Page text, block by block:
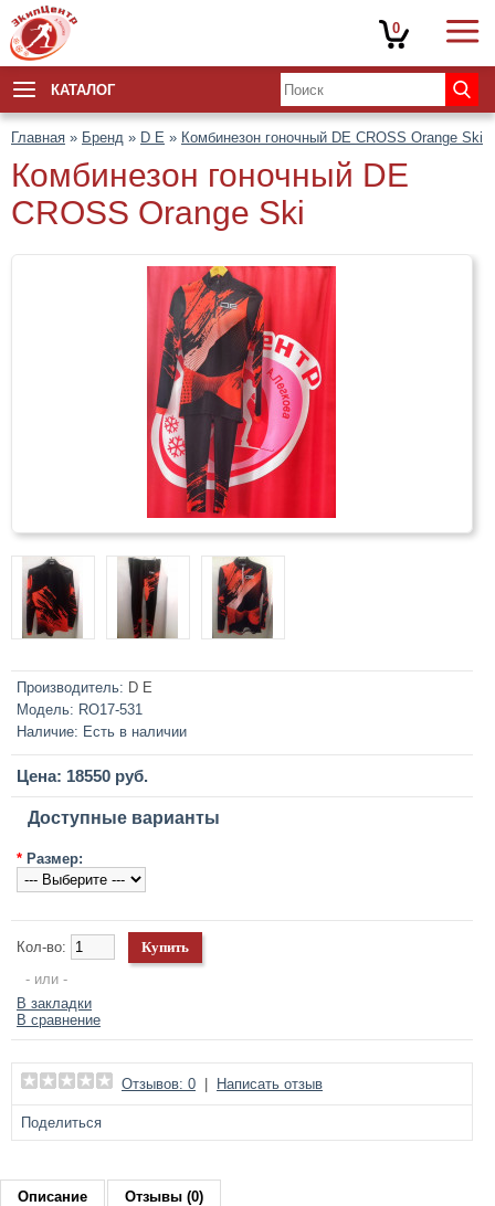
КАТАЛОГ
Главная » Бренд » D E » Комбинезон гоночный DE CROSS Orange Ski
Комбинезон гоночный DE
CROSS Orange Ski
Производитель: D E
Модель: RO17-531
Наличие: Есть в наличии
Цена: 18550 руб.
Доступные варианты
* Размер:
Кол-во:
- или -
В закладки
В сравнение
Отзывов: 0 Написать отзыв
Поделиться
Описание Отзывы (0)
0